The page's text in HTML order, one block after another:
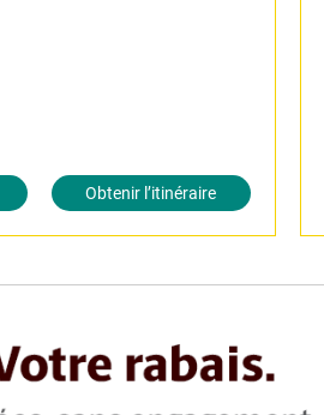
Obtenir l’itinéraire